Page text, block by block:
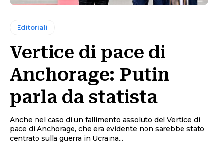
Editoriali
Vertice di pace di
Anchorage: Putin
parla da statista
Anche nel caso di un fallimento assoluto del Vertice di
pace di Anchorage, che era evidente non sarebbe stato
centrato sulla guerra in Ucraina...